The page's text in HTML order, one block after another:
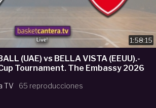
1:58:15
VISTA (EEUU).-
Tournament. The Embassy 2026
TV
65 reproducciones